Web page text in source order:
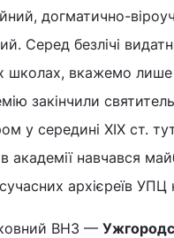
догматично-
Серед безлічі
школах, вкажемо
закінчили
у середині XIX ст.
академії навчався
архієреїв УПЦ
ВНЗ —